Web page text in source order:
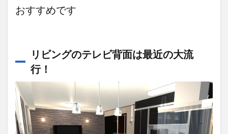
理解
する
ぱり
アク
セン
トク
ぶな
らシ
ョー
おすすめです
リビングのテレビ背面は最近の大流
行！